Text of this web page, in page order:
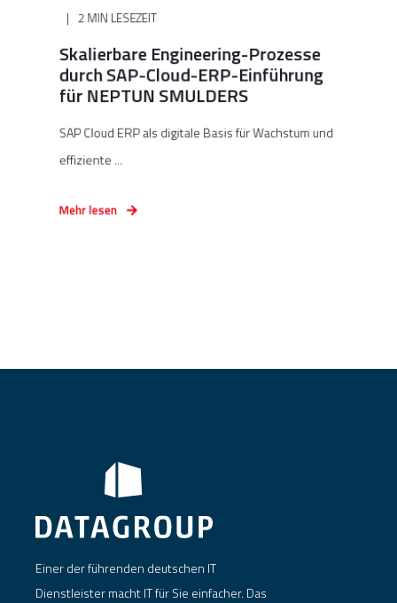
2 MIN LESEZEIT
Skalierbare Engineering-Prozesse
durch SAP-Cloud-ERP-Einführung
für NEPTUN SMULDERS
SAP Cloud ERP als digitale Basis für Wachstum und
effiziente ...
Mehr lesen
Einer der führenden deutschen IT
Dienstleister macht IT für Sie einfacher. Das